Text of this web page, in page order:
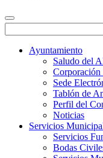
Ayuntamiento
Saludo del
Sede
Tablón de
Perfil del
Noticias
Servicios
Servicios
Bodas